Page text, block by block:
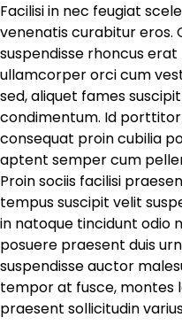
Facilisi in nec feugiat
venenatis curabitur eros.
suspendisse rhoncus
ullamcorper orci cum
sed, aliquet fames
condimentum. Id
consequat proin cubilia
aptent semper cum
Proin sociis facilisi
tempus suscipit velit
in natoque tincidunt odio
posuere praesent duis
suspendisse auctor
tempor at fusce, montes
praesent sollicitudin